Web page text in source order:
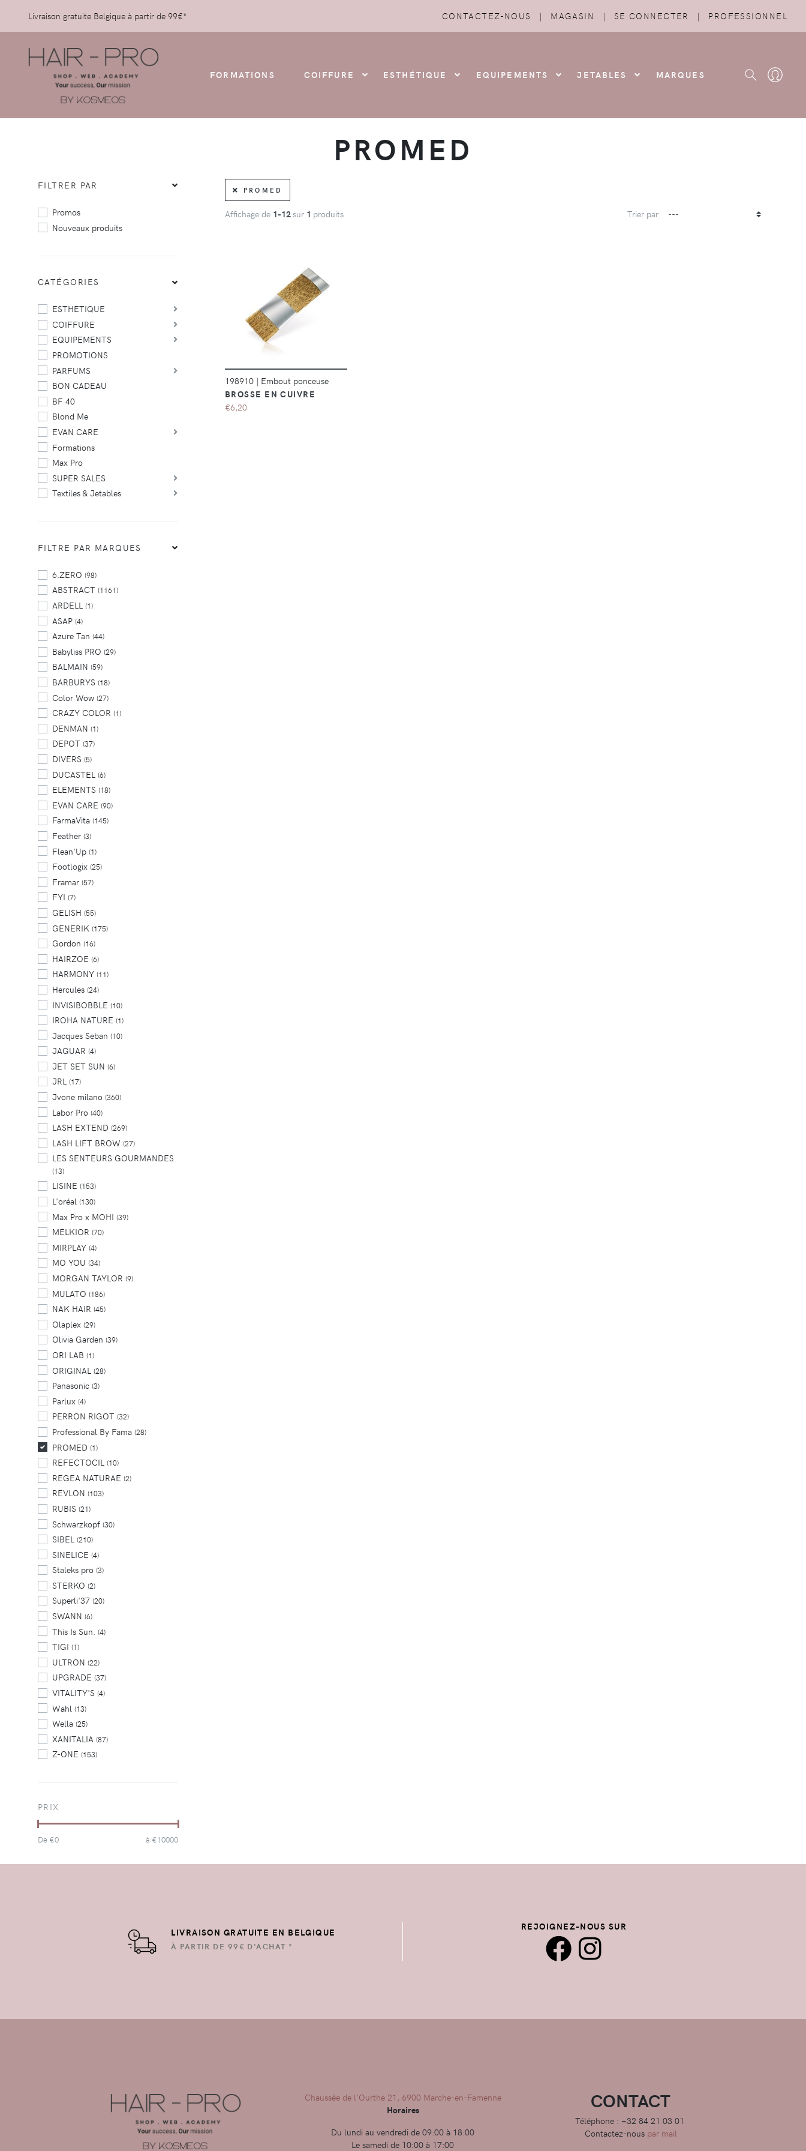
Livraison gratuite Belgique à partir de 99€* CONTACTEZ-NOUS | MAGASIN | SE CONNECTER | PROFESSIONNEL
FORMATIONS COIFFURE ESTHÉTIQUE EQUIPEMENTS JETABLES MARQUES
PROMED
FILTRER PAR
Promos
Nouveaux produits
CATÉGORIES
ESTHETIQUE
COIFFURE
EQUIPEMENTS
PROMOTIONS
PARFUMS
BON CADEAU
BF 40
Blond Me
EVAN CARE
Formations
Max Pro
SUPER SALES
Textiles & Jetables
FILTRE PAR MARQUES
6.ZERO (98)
ABSTRACT (1161)
ARDELL (1)
ASAP (4)
Azure Tan (44)
Babyliss PRO (29)
BALMAIN (59)
BARBURYS (18)
Color Wow (27)
CRAZY COLOR (1)
DENMAN (1)
DEPOT (37)
DIVERS (5)
DUCASTEL (6)
ELEMENTS (18)
EVAN CARE (90)
FarmaVita (145)
Feather(3)
Flean'Up (1)
Footlogix (25)
Framar(57)
FYI (7)
GELISH (55)
GENERIK (175)
Gordon (16)
HAIRZOE (6)
HARMONY (11)
Hercules (24)
INVISIBOBBLE (10)
IROHA NATURE (1)
Jacques Seban (10)
JAGUAR (4)
JET SET SUN (6)
JRL (17)
Jvone milano (360)
Labor Pro (40)
LASH EXTEND (269)
LASH LIFT BROW (27)
LES SENTEURS GOURMANDES
(13)
LISINE (153)
L'oréal (130)
Max Pro x MOHI (39)
MELKIOR (70)
MIRPLAY (4)
MO YOU (34)
MORGAN TAYLOR (9)
MULATO (186)
NAK HAIR (45)
Olaplex (29)
Olivia Garden (39)
ORI LAB (1)
ORIGINAL (28)
Panasonic (3)
Parlux (4)
PERRON RIGOT (32)
Professional By Fama (28)
PROMED (1)
REFECTOCIL (10)
REGEA NATURAE (2)
REVLON (103)
RUBIS (21)
Schwarzkopf (30)
SIBEL (210)
SINELICE (4)
Staleks pro (3)
STERKO (2)
Superli'37 (20)
SWANN (6)
This Is Sun. (4)
TIGI (1)
ULTRON (22)
UPGRADE (37)
VITALITY'S (4)
Wahl (13)
Wella (25)
XANITALIA (87)
Z-ONE (153)
PRIX
De €0 à €10000
PROMED
Affichage de 1-12sur 1 produits Trier par
DÉTAILS
198910 | Embout ponceuse
BROSSE EN CUIVRE
€6,20
LIVRAISON GRATUITE EN BELGIQUE
À PARTIR DE 99€ D'ACHAT *
REJOIGNEZ-NOUS SUR
Chaussée de l'Ourthe 21, 6900 Marche-en-Famenne
Horaires
Du lundi au vendredi de 09:00 à 18:00
Le samedi de 10:00 à 17:00
CONTACT
Téléphone : +32 84 21 03 01
Contactez-nous par mail